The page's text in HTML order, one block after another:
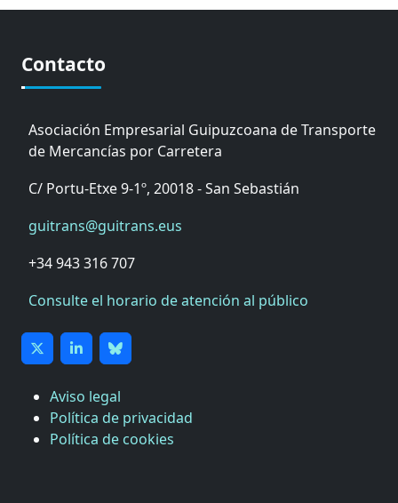
Contacto
Asociación Empresarial Guipuzcoana de Transporte
de Mercancías por Carretera
C/ Portu-Etxe 9-1º, 20018 - San Sebastián
guitrans@guitrans.eus
+34 943 316 707
Consulte el horario de atención al público
Aviso legal
Política de privacidad
Política de cookies